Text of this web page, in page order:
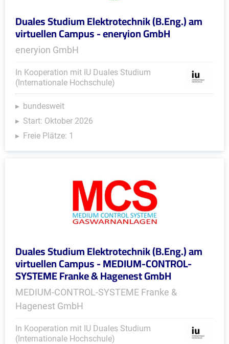
Duales Studium Elektrotechnik (B.Eng.) am
virtuellen Campus - eneryion GmbH
eneryion GmbH
In Kooperation mit IU Duales Studium
(Internationale Hochschule)
bundesweit
Start: Oktober 2026
Freie Plätze: 1
Duales Studium Elektrotechnik (B.Eng.) am
virtuellen Campus - MEDIUM-CONTROL-
SYSTEME Franke & Hagenest GmbH
MEDIUM-CONTROL-SYSTEME Franke &
Hagenest GmbH
In Kooperation mit IU Duales Studium
(Internationale Hochschule)